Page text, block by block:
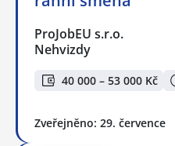
ProJobEU s.r.o.
Nehvizdy
40 000 – 53 000 Kč
Zveřejněno: 29. července